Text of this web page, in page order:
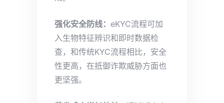
强化安全防线： eKYC流程可加
入生物特征辨识和即时数据检
查，和传统KYC流程相比，安全
性更高，在抵御诈欺威胁方面也
更坚强。